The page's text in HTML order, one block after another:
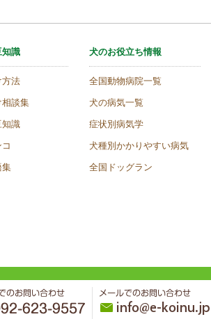
知識
方法
相談集
知識
集
犬のお役立ち情報
全国動物病院一覧
犬の病気一覧
症状別病気学
犬種別かかりやすい病気
全国ドッグラン